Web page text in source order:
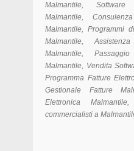
Malmantile, Software
Malmantile,
Malmantile, Programmi
Malmantile,
Malmantile,
Malmantile, Vendita
Programma Fatture
Gestionale Fatture
Elettronica
commercialisti a